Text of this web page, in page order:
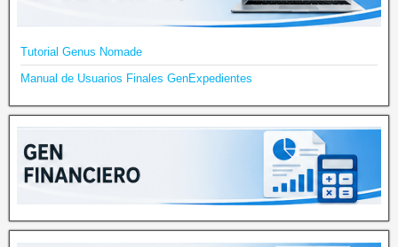
Tutorial Genus Nomade
Manual de Usuarios Finales GenExpedientes